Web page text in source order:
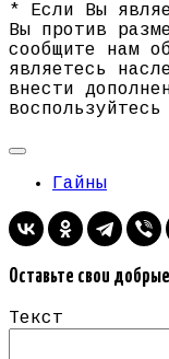
* Если Вы
Вы против
сообщите нам
являетесь
внести
Гайны
Оставьте свои
Текст